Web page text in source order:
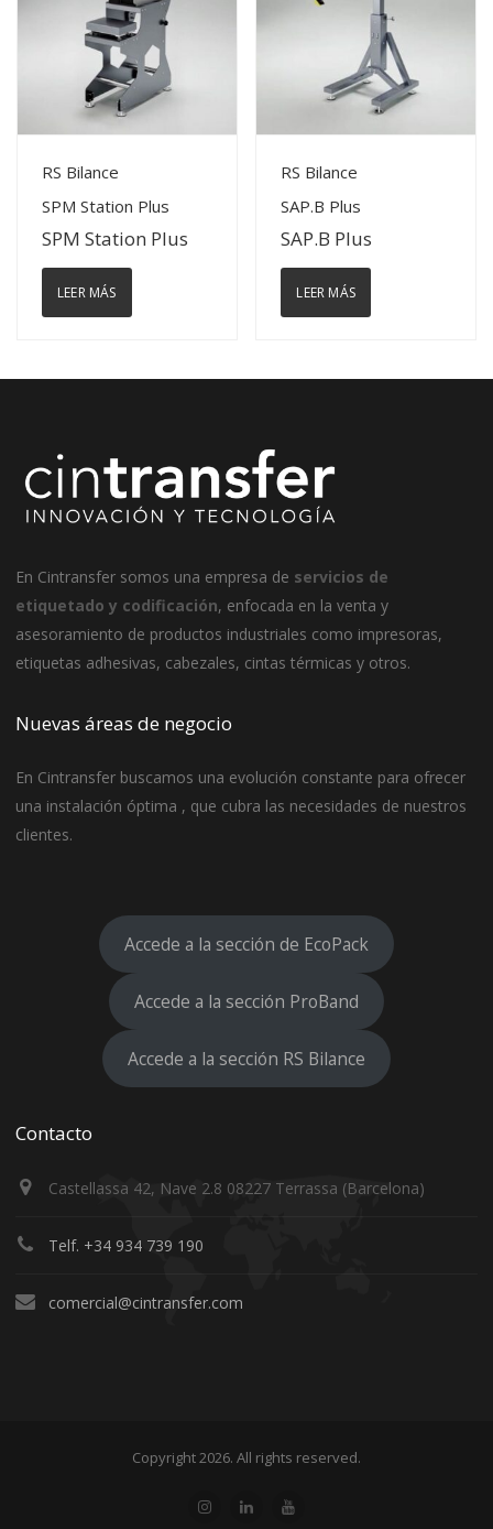
View Details
RS Bilance
SPM Station Plus
SPM Station Plus
LEER MÁS
View Details
RS Bilance
SAP.B Plus
SAP.B Plus
LEER MÁS
En Cintransfer somos una empresa de servicios de
etiquetado y codificación, enfocada en la venta y
asesoramiento de productos industriales como impresoras,
etiquetas adhesivas, cabezales, cintas térmicas y otros.
Nuevas áreas de negocio
En Cintransfer buscamos una evolución constante para ofrecer
una instalación óptima , que cubra las necesidades de nuestros
clientes.
Accede a la sección de EcoPack
Accede a la sección ProBand
Accede a la sección RS Bilance
Contacto
Castellassa 42, Nave 2.8 08227 Terrassa (Barcelona)
Telf. +34 934 739 190
comercial@cintransfer.com
Copyright 2026. All rights reserved.